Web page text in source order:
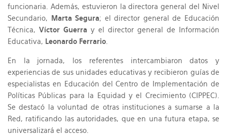
funcionaria. Además, estuvieron la directora general del Nivel
Secundario,
Marta Segura; el director general de Educación
Técnica, Víctor Guerra y el director general de Información
Educativa, Leonardo Ferrario
En la jornada, los referentes intercambiaron datos y
experiencias de sus unidades educativas y recibieron guías de
especialistas en Educación del Centro de Implementación de
Políticas Públicas para la Equidad y el Crecimiento (CIPPEC).
Se destacó la voluntad de otras instituciones a sumarse a la
Red, ratificando las autoridades, que en una futura etapa, se
universalizará el acceso.